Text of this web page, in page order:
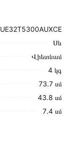
UE32T5300AUXCE
Սև
Վիետնամ
4 կգ
73․7 սմ
43․8 սմ
7․4 սմ